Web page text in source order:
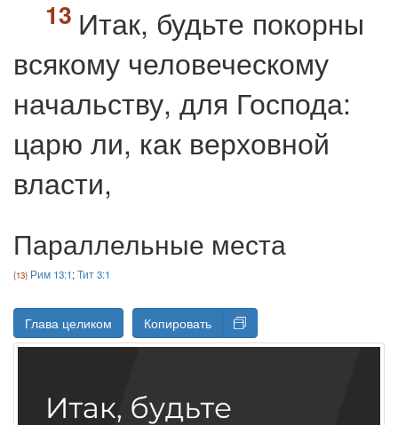
Итак, будьте покорны
всякому человеческому
начальству, для Господа:
царю ли, как верховной
власти,
Параллельные места
Рим 13:1;Тит 3:1
Глава целиком Копировать